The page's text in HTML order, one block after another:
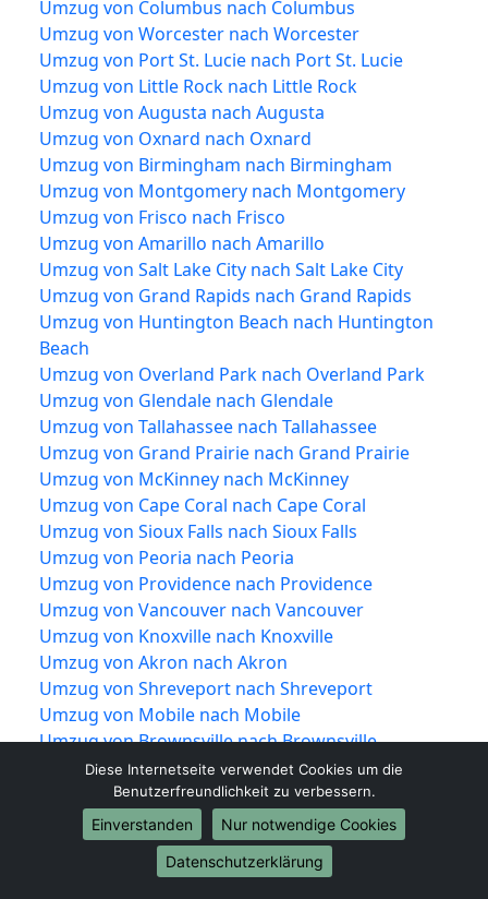
Umzug von Columbus nach Columbus
Umzug von Worcester nach Worcester
Umzug von Port St. Lucie nach Port St. Lucie
Umzug von Little Rock nach Little Rock
Umzug von Augusta nach Augusta
Umzug von Oxnard nach Oxnard
Umzug von Birmingham nach Birmingham
Umzug von Montgomery nach Montgomery
Umzug von Frisco nach Frisco
Umzug von Amarillo nach Amarillo
Umzug von Salt Lake City nach Salt Lake City
Umzug von Grand Rapids nach Grand Rapids
Umzug von Huntington Beach nach Huntington
Beach
Umzug von Overland Park nach Overland Park
Umzug von Glendale nach Glendale
Umzug von Tallahassee nach Tallahassee
Umzug von Grand Prairie nach Grand Prairie
Umzug von McKinney nach McKinney
Umzug von Cape Coral nach Cape Coral
Umzug von Sioux Falls nach Sioux Falls
Umzug von Peoria nach Peoria
Umzug von Providence nach Providence
Umzug von Vancouver nach Vancouver
Umzug von Knoxville nach Knoxville
Umzug von Akron nach Akron
Umzug von Shreveport nach Shreveport
Umzug von Mobile nach Mobile
Umzug von Brownsville nach Brownsville
Umzug von Newport News nach Newport
Umzug von Fort Lauderdale nach Fort
Lauderdale
Umzug von Chattanooga nach Chattanooga
Diese Internetseite verwendet Cookies um die
Benutzerfreundlichkeit zu verbessern.
Einverstanden
Nur notwendige Cookies
Datenschutzerklärung